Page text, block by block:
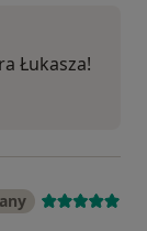
Łukasza!